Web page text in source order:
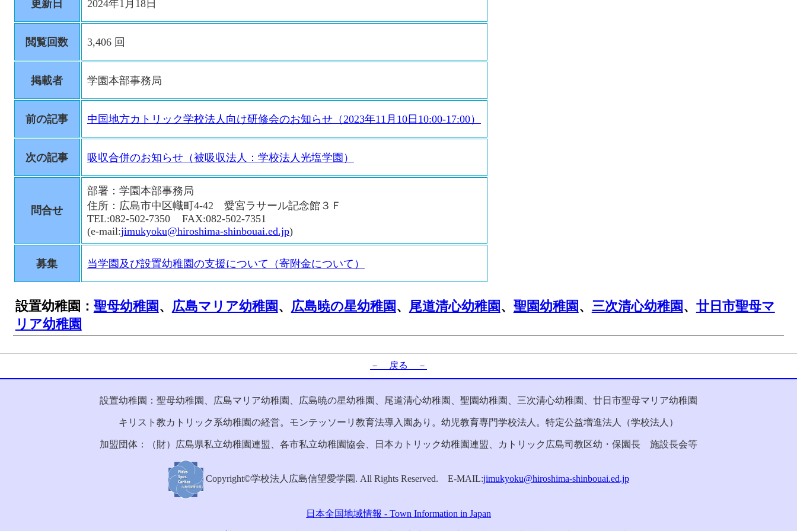
更新日 2024年1月18日
閲覧回数 3,406 回
掲載者 学園本部事務局
前の記事 中国地方カトリック学校法人向け研修会のお知らせ（2023年11月10日10:00-17:00）
次の記事 吸収合併のお知らせ（被吸収法人：学校法人光塩学園）
問合せ
部署：学園本部事務局
住所：広島市中区幟町4-42 愛宮ラサール記念館３Ｆ
TEL:082-502-7350 FAX:082-502-7351
(e-mail:jimukyoku@hiroshima-shinbouai.ed.jp)
募集 当学園及び設置幼稚園の支援について（寄附金について）
設置幼稚園： 聖母幼稚園 、 広島マリア幼稚園 、 広島暁の星幼稚園 、 尾道清心幼稚園 、 聖園幼稚園 、 三次清心幼稚園 、 廿日市聖母マ
リア幼稚園
－ 戻る －
設置幼稚園：聖母幼稚園、広島マリア幼稚園、広島暁の星幼稚園、尾道清心幼稚園、聖園幼稚園、三次清心幼稚園、廿日市聖母マリア幼稚園
キリスト教カトリック系幼稚園の経営。モンテッソーリ教育法導入園あり。幼児教育専門学校法人。特定公益増進法人（学校法人）
加盟団体：（財）広島県私立幼稚園連盟、各市私立幼稚園協会、日本カトリック幼稚園連盟、カトリック広島司教区幼・保園長 施設長会等
Copyright©学校法人広島信望愛学園. All Rights Reserved. E-MAIL:jimukyoku@hiroshima-shinbouai.ed.jp
日本全国地域情報 - Town Information in Japan